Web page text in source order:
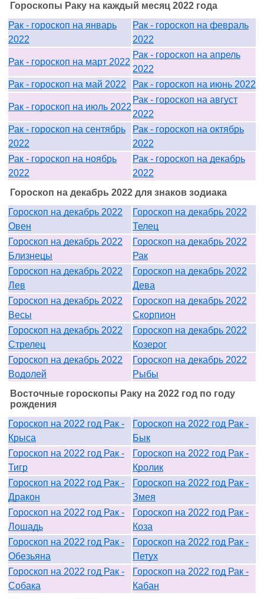
Гороскопы Раку на каждый месяц 2022 года
Рак - гороскоп на январь
2022
Рак - гороскоп на февраль
2022
Рак - гороскоп на март 2022
Рак - гороскоп на апрель
2022
Рак - гороскоп на май 2022
Рак - гороскоп на июнь 2022
Рак - гороскоп на июль 2022
Рак - гороскоп на август
2022
Рак - гороскоп на сентябрь
2022
Рак - гороскоп на октябрь
2022
Рак - гороскоп на ноябрь
2022
Рак - гороскоп на декабрь
2022
Гороскоп на декабрь 2022 для знаков зодиака
Гороскоп на декабрь 2022
Овен
Гороскоп на декабрь 2022
Телец
Гороскоп на декабрь 2022
Близнецы
Гороскоп на декабрь 2022
Рак
Гороскоп на декабрь 2022
Лев
Гороскоп на декабрь 2022
Дева
Гороскоп на декабрь 2022
Весы
Гороскоп на декабрь 2022
Скорпион
Гороскоп на декабрь 2022
Стрелец
Гороскоп на декабрь 2022
Козерог
Гороскоп на декабрь 2022
Водолей
Гороскоп на декабрь 2022
Рыбы
Восточные гороскопы Раку на 2022 год по году
рождения
Гороскоп на 2022 год Рак -
Крыса
Гороскоп на 2022 год Рак -
Бык
Гороскоп на 2022 год Рак -
Тигр
Гороскоп на 2022 год Рак -
Кролик
Гороскоп на 2022 год Рак -
Дракон
Гороскоп на 2022 год Рак -
Змея
Гороскоп на 2022 год Рак -
Лошадь
Гороскоп на 2022 год Рак -
Коза
Гороскоп на 2022 год Рак -
Обезьяна
Гороскоп на 2022 год Рак -
Петух
Гороскоп на 2022 год Рак -
Собака
Гороскоп на 2022 год Рак -
Кабан